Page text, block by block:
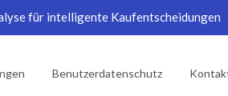
für intelligente Kaufentscheidungen
Benutzerdatenschutz